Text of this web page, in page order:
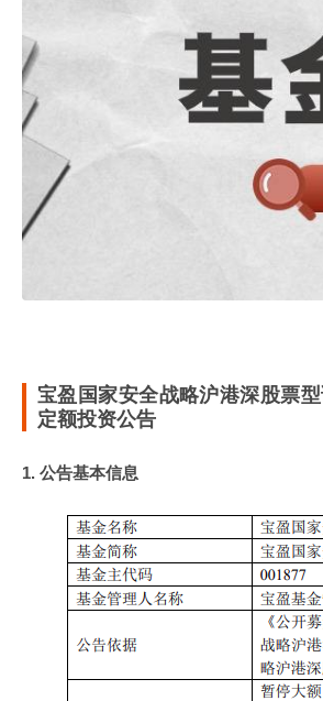
宝盈国家安全战略沪港深股票
定额投资公告
1. 公告基本信息